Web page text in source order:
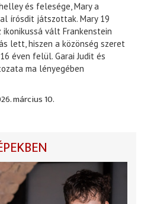
és felesége, Mary a
írósdit játszottak. Mary 19
vált Frankenstein
lett, hiszen a közönség szeret
éven felül. Garai Judit és
ma lényegében
március 10.